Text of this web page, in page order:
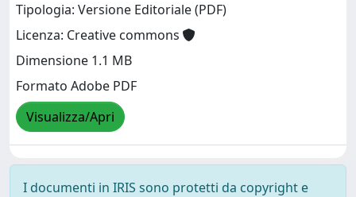
Tipologia: Versione Editoriale (PDF)
Licenza: Creative commons
Dimensione 1.1 MB
Formato Adobe PDF
Visualizza/Apri
I documenti in IRIS sono protetti da copyright e